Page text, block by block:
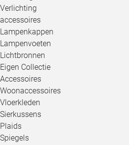
Verlichting
accessoires
Lampenkappen
Lampenvoeten
Lichtbronnen
Eigen Collectie
Accessoires
Woonaccessoires
Vloerkleden
Sierkussens
Plaids
Spiegels